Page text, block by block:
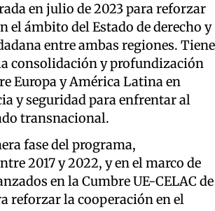
en julio de 2023 para reforzar
el ámbito del Estado de derecho y
entre ambas regiones. Tiene
consolidación y profundización
Europa y América Latina en
y seguridad para enfrentar al
transnacional.
fase del programa,
2017 y 2022, y en el marco de
en la Cumbre UE-CELAC de
reforzar la cooperación en el